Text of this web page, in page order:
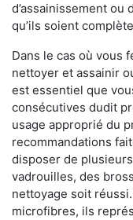
d’assainissement
qu’ils soient
Dans le cas où vous
nettoyer et assainir
est essentiel que
consécutives dudit
usage approprié du
recommandations
disposer de
vadrouilles, des
nettoyage soit
microfibres, ils